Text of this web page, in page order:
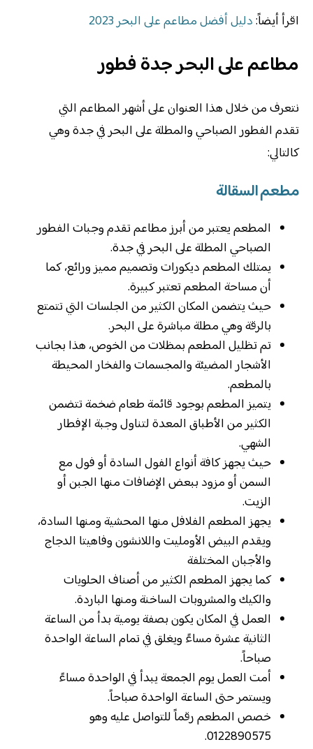
اقرأ أيضاً:دليل أفضل مطاعم على البحر 2023
مطاعم على البحر جدة فطور
نتعرف من خلال هذا العنوان على أشهر المطاعم التي
تقدم الفطور الصباحي والمطلة على البحر في جدة وهي
كالتالي:
مطعم السقالة
المطعم يعتبر من أبرز مطاعم تقدم وجبات الفطور
الصباحي المطلة على البحر في جدة.
يمتلك المطعم ديكورات وتصميم مميز ورائع، كما
أن مساحة المطعم تعتبر كبيرة.
حيث يتضمن المكان الكثير من الجلسات التي تتمتع
بالرقة وهي مطلة مباشرة على البحر.
تم تظليل المطعم بمظلات من الخوص، هذا بجانب
الأشجار المضيئة والمجسمات والفخار المحيطة
بالمطعم.
يتميز المطعم بوجود قائمة طعام ضخمة تتضمن
الكثير من الأطباق المعدة لتناول وجبة الإفطار
الشهي.
حيث يجهز كافة أنواع الفول السادة أو فول مع
السمن أو مزود ببعض الإضافات منها الجبن أو
الزيت.
يجهز المطعم الفلافل منها المحشية ومنها السادة،
ويقدم البيض الأومليت واللانشون وفاهيتا الدجاج
والأجبان المختلفة
كما يجهز المطعم الكثير من أصناف الحلويات
والكيك والمشروبات الساخنة ومنها الباردة.
العمل في المكان يكون بصفة يومية بدأ من الساعة
الثانية عشرة مساءً ويغلق في تمام الساعة الواحدة
صباحاً.
أمت العمل يوم الجمعة يبدأ في الواحدة مساءً
ويستمر حتى الساعة الواحدة صباحاً.
خصص المطعم رقماً للتواصل عليه وهو
0122890575.